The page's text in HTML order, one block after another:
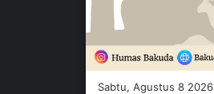
Sabtu, Agustus 8 2026